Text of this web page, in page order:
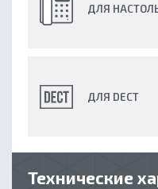
ДЛЯ
ДЛЯ DECT
Технические